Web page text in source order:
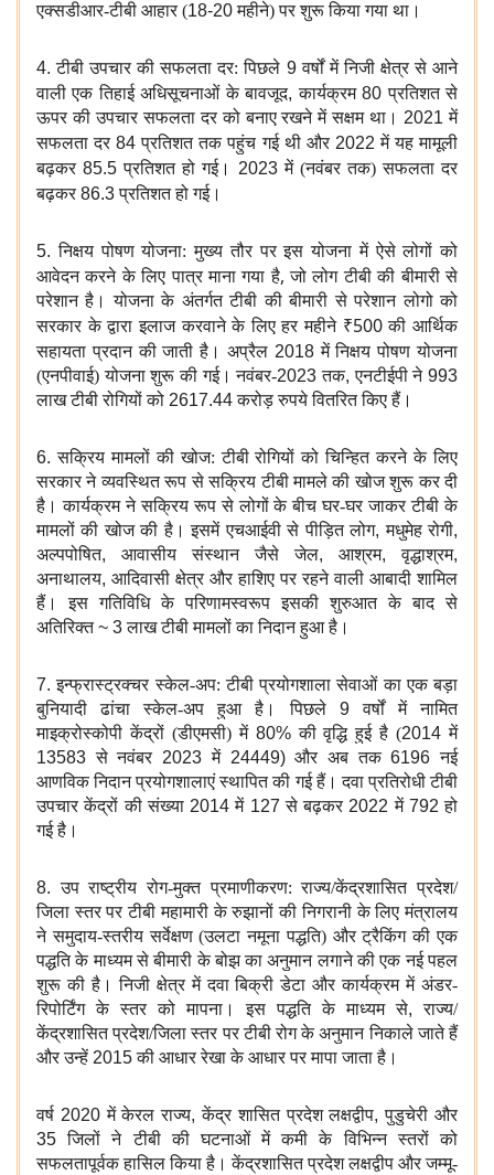
एक्सडीआर-टीबी आहार (18-20महीने) पर शुरू किया गया था।
4.टीबी उपचार की सफलता दर: पिछले 9वर्षों में निजी क्षेत्र से आने
वाली एक तिहाई अधिसूचनाओं के बावजूद,कार्यक्रम80 प्रतिशत से
ऊपर की उपचार सफलता दर को बनाए रखने में सक्षम था।2021में
सफलता दर84 प्रतिशत तक पहुंच गई थी और 2022में यह मामूली
बढ़कर85.5 प्रतिशत हो गई। 2023में (नवंबर तक) सफलता दर
बढ़कर 86.3प्रतिशत हो गई।
5.निक्षय पोषण योजना: मुख्य तौर पर इस योजना में ऐसे लोगों को
आवेदन करने के लिए पात्र माना गया है,जो लोग टीबी की बीमारी से
परेशान है। योजना के अंतर्गत टीबी की बीमारी से परेशान लोगो को
सरकार के द्वारा इलाज करवाने के लिए हर महीने ₹500की आर्थिक
सहायता प्रदान की जाती है। अप्रैल 2018में निक्षय पोषण योजना
(एनपीवाई) योजना शुरू की गई। नवंबर-2023तक,एनटीईपी ने993
लाख टीबी रोगियों को 2617.44करोड़ रुपये वितरित किए हैं।
6.सक्रिय मामलों की खोज: टीबी रोगियों को चिन्हित करने के लिए
सरकार ने व्यवस्थित रूप से सक्रिय टीबी मामले की खोज शुरू कर दी
है। कार्यक्रम ने सक्रिय रूप से लोगों के बीच घर-घर जाकर टीबी के
मामलों की खोज की है। इसमें एचआईवी से पीड़ित लोग,मधुमेह रोगी,
अल्पपोषित, आवासीय संस्थान जैसे जेल, आश्रम,वृद्धाश्रम,
अनाथालय, आदिवासी क्षेत्र और हाशिए पर रहने वाली आबादी शामिल
हैं। इस गतिविधि के परिणामस्वरूप इसकी शुरुआत के बाद से
अतिरिक्त~ 3लाख टीबी मामलों का निदान हुआ है।
7.इन्फ्रास्ट्रक्चर स्केल-अप: टीबी प्रयोगशाला सेवाओं का एक बड़ा
बुनियादी ढांचा स्केल-अप हुआ है। पिछले 9वर्षों में नामित
माइक्रोस्कोपी केंद्रों (डीएमसी) में 80%की वृद्धि हुई है (2014में
13583से नवंबर2023में 24449)और अब तक6196नई
आणविक निदान प्रयोगशालाएं स्थापित की गई हैं। दवा प्रतिरोधी टीबी
उपचार केंद्रों की संख्या 2014में 127से बढ़कर2022में 792हो
गई है।
8.उप राष्ट्रीय रोग-मुक्त प्रमाणीकरण: राज्य/केंद्रशासित प्रदेश/
जिला स्तर पर टीबी महामारी के रुझानों की निगरानी के लिए मंत्रालय
ने समुदाय-स्तरीय सर्वेक्षण (उलटा नमूना पद्धति) और ट्रैकिंग की एक
पद्धति के माध्यम से बीमारी के बोझ का अनुमान लगाने की एक नई पहल
शुरू की है। निजी क्षेत्र में दवा बिक्री डेटा और कार्यक्रम में अंडर-
रिपोर्टिंग के स्तर को मापना। इस पद्धति के माध्यम से,राज्य/
केंद्रशासित प्रदेश/जिला स्तर पर टीबी रोग के अनुमान निकाले जाते हैं
और उन्हें 2015की आधार रेखा के आधार पर मापा जाता है।
वर्ष 2020में केरल राज्य,केंद्र शासित प्रदेश लक्षद्वीप,पुडुचेरी और
35जिलों ने टीबी की घटनाओं में कमी के विभिन्न स्तरों को
सफलतापूर्वक हासिल किया है। केंद्रशासित प्रदेश लक्षद्वीप और जम्मू-